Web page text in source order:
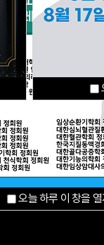
오늘 하루 이 창을
오늘 하루 이 창을